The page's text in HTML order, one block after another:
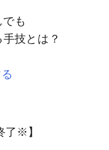
も
技とは？
了※】